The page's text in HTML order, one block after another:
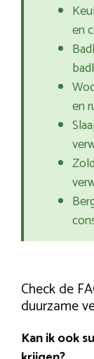
en
en
Check de
duurzame
Kan ik ook